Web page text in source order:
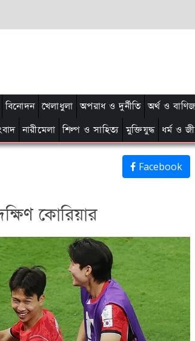
বিনোদন খেলাধুলা অপরাধ ও দুর্নীতি অর্থ ও
নারীমেলা শিল্প ও সাহিত্য মুক্তিযুদ্ধ ধর্ম ও
Facebook
কোরিয়ার